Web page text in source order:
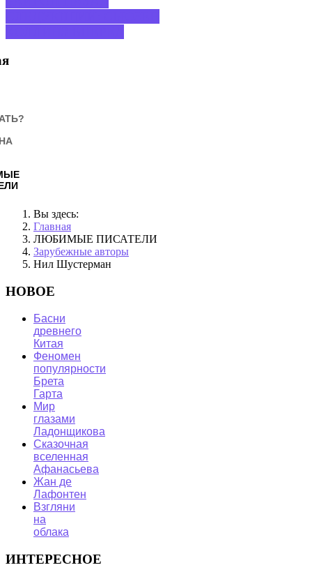
Вы здесь:
Главная
ЛЮБИМЫЕ ПИСАТЕЛИ
Зарубежные авторы
Нил Шустерман
НОВОЕ
Басни
древнего
Китая
Феномен
популярности
Брета
Гарта
Мир
глазами
Ладонщикова
Сказочная
вселенная
Афанасьева
Жан де
Лафонтен
Взгляни
на
облака
ИНТЕРЕСНОЕ